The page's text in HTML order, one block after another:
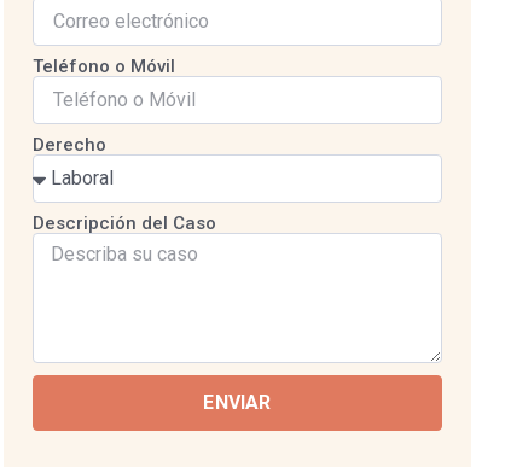
Teléfono o Móvil
Derecho
Descripción del Caso
ENVIAR